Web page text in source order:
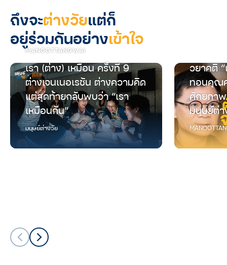
ถึงจะต่างวัยแต่ก็
อยู่ร่วมกันอย่างเข้าใจ
MANOOTTANGWAI
เรา (ต่าง) เหมือน ครั้งที่ 9
ต่างเจนเนอเรชัน ต่างความคิด
แต่สุดท้ายกลับพบว่า “เรา
เหมือนกัน”
มนุษย์ต่างวัย
วยาคติ
ทอนคุณ
ศักยภา
มนุษย์ต่า